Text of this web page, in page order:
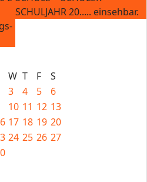
SCHULJAHR 20..... einsehbar.
W T F
S
3 4 5
6
10 11 12 13
17 18 19 20
24 25 26 27